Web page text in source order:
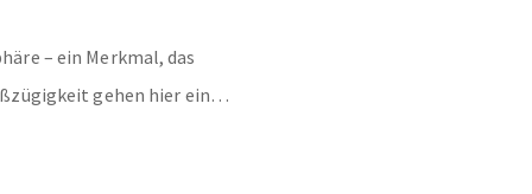
– ein Merkmal, das
gehen hier eine